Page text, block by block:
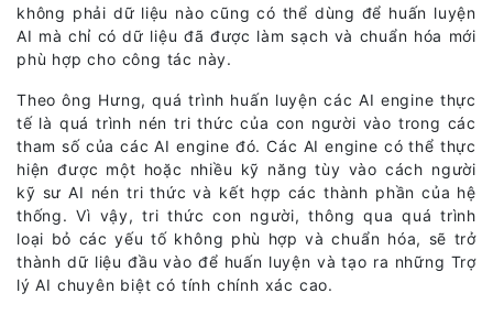
không phải dữ liệu nào cũng có thể dùng để huấn luyện
AI mà chỉ có dữ liệu đã được làm sạch và chuẩn hóa mới
phù hợp cho công tác này.
Theo ông Hưng, quá trình huấn luyện các AI engine thực
tế là quá trình nén tri thức của con người vào trong các
tham số của các AI engine đó. Các AI engine có thể thực
hiện được một hoặc nhiều kỹ năng tùy vào cách người
kỹ sư AI nén tri thức và kết hợp các thành phần của hệ
thống. Vì vậy, tri thức con người, thông qua quá trình
loại bỏ các yếu tố không phù hợp và chuẩn hóa, sẽ trở
thành dữ liệu đầu vào để huấn luyện và tạo ra những Trợ
lý AI chuyên biệt có tính chính xác cao.